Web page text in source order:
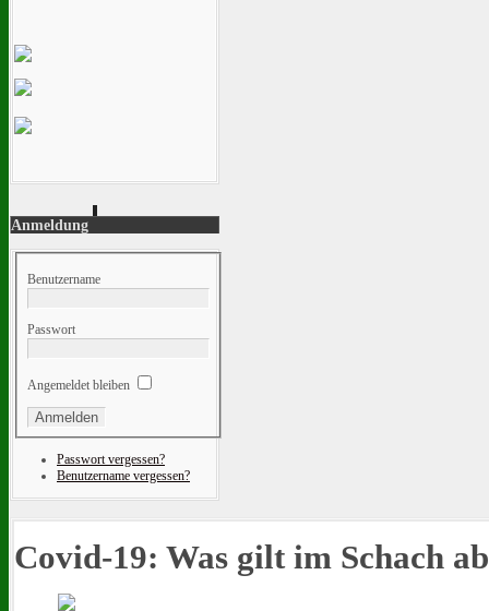
Anmeldung
Benutzername
Passwort
Angemeldet bleiben
Passwort vergessen?
Benutzername vergessen?
Covid-19: Was gilt im Schach